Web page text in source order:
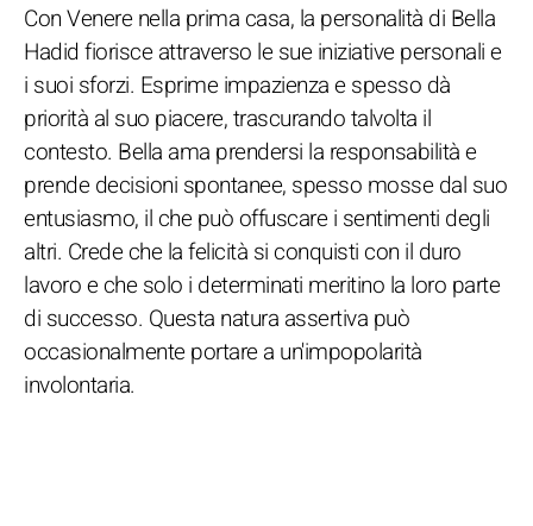
Con Venere nella prima casa, la personalità di Bella
Hadid fiorisce attraverso le sue iniziative personali e
i suoi sforzi. Esprime impazienza e spesso dà
priorità al suo piacere, trascurando talvolta il
contesto. Bella ama prendersi la responsabilità e
prende decisioni spontanee, spesso mosse dal suo
entusiasmo, il che può offuscare i sentimenti degli
altri. Crede che la felicità si conquisti con il duro
lavoro e che solo i determinati meritino la loro parte
di successo. Questa natura assertiva può
occasionalmente portare a un'impopolarità
involontaria.